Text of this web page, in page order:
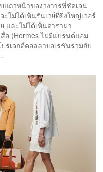
แถวหน้าของวงการที่ชัดเจน
ม่ได้เห็นรันเวย์ที่ยิ่งใหญ่เวอร์
และไม่ได้เห็นดารามา
อ (Hermès ไม่มีแบรนด์แอม
รเจกต์คอลลาบอเรชันร่วมกับ